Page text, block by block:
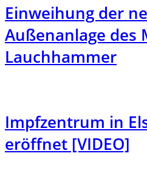
Einweihung der
Außenanlage des
Lauchhammer
Impfzentrum in
eröffnet [VIDEO]